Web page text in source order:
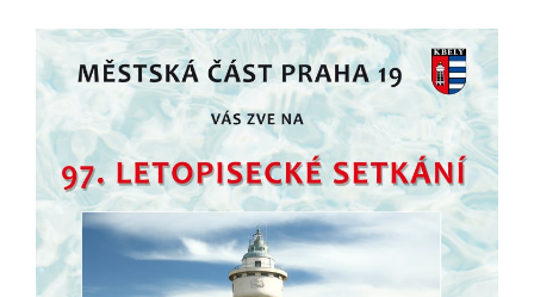
pomocí
těchto
cookies
zpracováváme
souhrnně, bez
použití
identifikátorů,
které ukazují
na konkrétní
uživatelé